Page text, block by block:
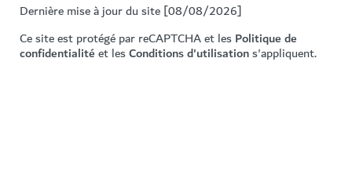
Dernière mise à jour du site [08/08/2026]
Ce site est protégé par reCAPTCHA et lesPolitique de
confidentialitéet lesConditions d'utilisations'appliquent.